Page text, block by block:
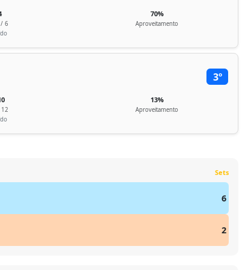
6
70%
Aproveitamento
3º
13%
Aproveitamento
Sets
6
2